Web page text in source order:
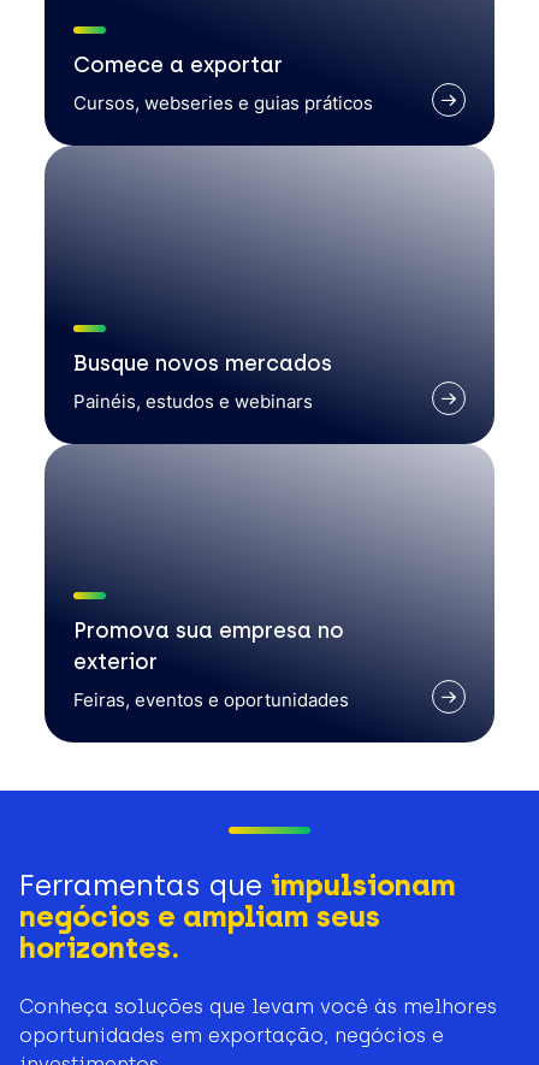
Comece a exportar
Cursos, webseries e guias práticos
Busque novos mercados
Painéis, estudos e webinars
Promova sua empresa no
exterior
Feiras, eventos e oportunidades
Ferramentas que impulsionam
negócios e ampliam seus
horizontes.
Conheça soluções que levam você às melhores
oportunidades em exportação, negócios e